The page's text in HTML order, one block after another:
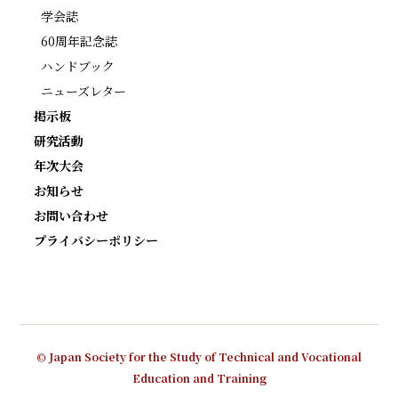
学会誌
60周年記念誌
ハンドブック
ニューズレター
掲示板
研究活動
年次大会
お知らせ
お問い合わせ
プライバシーポリシー
© Japan Society for the Study of Technical and Vocational
Education and Training